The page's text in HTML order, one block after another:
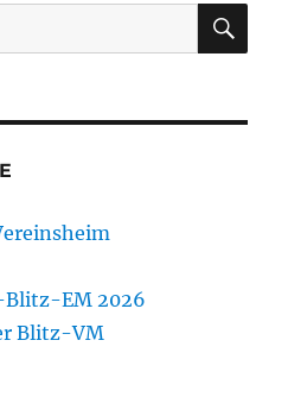
Blitz-EM 2026
Blitz-VM